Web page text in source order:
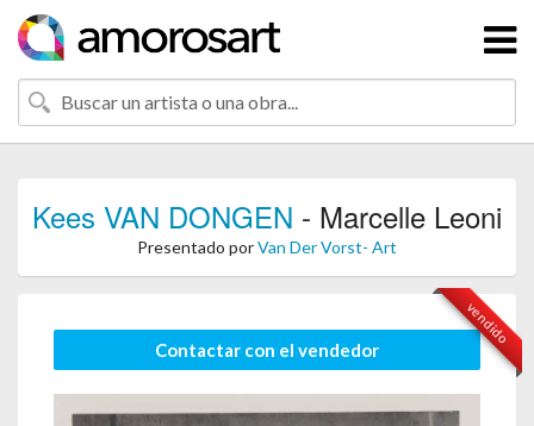
Kees VAN DONGEN - Marcelle Leoni
Presentado porVan Der Vorst- Art
vendido
Contactar con el vendedor